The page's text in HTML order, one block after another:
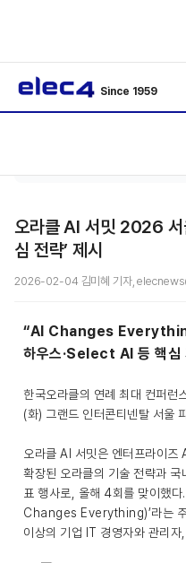
Since 1959
오라클 AI 서밋 2026 서
심 전략’ 제시
2026-02-04 김미혜 기자,
“AI Changes
하우스·Select AI 등 핵심
한국오라클의 연례 최대 컨퍼
(화) 그랜드 인터콘티넨탈 서울
오라클 AI 서밋은 엔터프라이즈
확장된 오라클의 기술 전략과
표 행사로, 올해 4회를 맞이했다
Changes Everything)’라는
이상의 기업 IT 경영자와 관리